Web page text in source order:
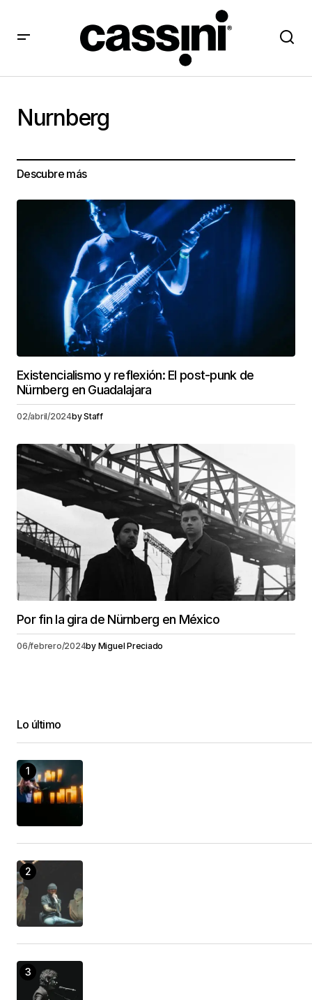
Nurnberg
Descubre más
Existencialismo y reflexión: El post-punk de
Nürnberg en Guadalajara
02/abril/2024byStaff
Por fin la gira de Nürnberg en México
06/febrero/2024by Miguel Preciado
Lo último